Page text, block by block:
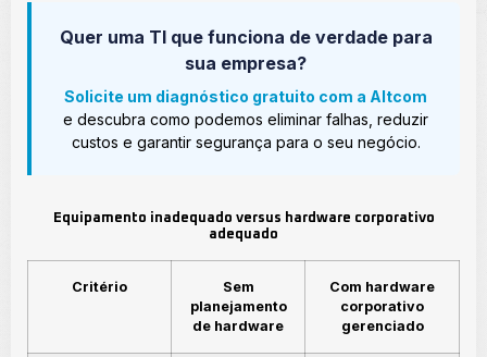
Quer uma TI que funciona de verdade para
sua empresa?
Solicite um diagnóstico gratuito com a Altcom
e descubra como podemos eliminar falhas, reduzir
custos e garantir segurança para o seu negócio.
Equipamento inadequado versus hardware corporativo
adequado
Critério
Sem
planejamento
de hardware
Com hardware
corporativo
gerenciado